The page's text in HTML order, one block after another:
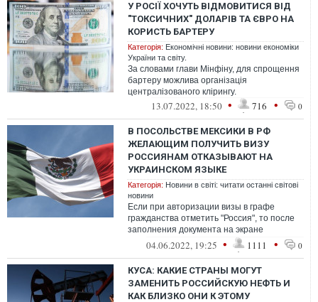
У РОСІЇ ХОЧУТЬ ВІДМОВИТИСЯ ВІД
"ТОКСИЧНИХ" ДОЛАРІВ ТА ЄВРО НА
КОРИСТЬ БАРТЕРУ
Категорія: Економічні новини: новини економіки
України та світу.
За словами глави Мінфіну, для спрощення
бартеру можлива організація
централізованого клірингу.
13.07.2022, 18:50 • 716 • 0
В ПОСОЛЬСТВЕ МЕКСИКИ В РФ
ЖЕЛАЮЩИМ ПОЛУЧИТЬ ВИЗУ
РОССИЯНАМ ОТКАЗЫВАЮТ НА
УКРАИНСКОМ ЯЗЫКЕ
Категорія: Новини в світі: читати останні світові
новини
Если при авторизации визы в графе
гражданства отметить "Россия", то после
заполнения документа на экране
появляется отказ на украинском языке
04.06.2022, 19:25 • 1111 • 0
КУСА: КАКИЕ СТРАНЫ МОГУТ
ЗАМЕНИТЬ РОССИЙСКУЮ НЕФТЬ И
КАК БЛИЗКО ОНИ К ЭТОМУ